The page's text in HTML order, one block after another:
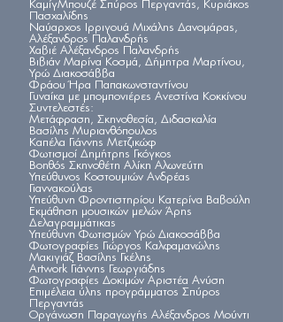
ΚαμίγΜπουζέ Σπύρος Περγαντάς, Κυριάκος
Πασχαλίδης
Ναύαρχος Ιρριγουά Μιχάλης Δανομάρας,
Αλέξανδρος Παλανδρής
Χαβιέ Αλέξανδρος Παλανδρής
Βιβιάν Μαρίνα Κοσμά, Δήμητρα Μαρτίνου,
Υρώ Διακοσάββα
Φράου Ήρα Παπακωνσταντίνου
Γυναίκα με μπομπονιέρες Ανεστίνα Κοκκίνου
Συντελεστές:
Μετάφραση, Σκηνοθεσία, Διδασκαλία
Βασίλης Μυριανθόπουλος
Καπέλα Γιάννης Μετζικώφ
Φωτισμοί Δημήτρης Γκόγκος
Βοηθός Σκηνοθέτη Αλίκη Αλωνεύτη
Υπεύθυνος Κοστουμιών Ανδρέας
Γιαννακούλας
Υπεύθυνη Φροντιστηρίου Κατερίνα Βαβούλη
Εκμάθηση μουσικών μελών Άρης
Δελαγραμμάτικας
Υπεύθυνη Φωτισμών Υρώ Διακοσάββα
Φωτογραφίες Γιώργος Καλφαμανώλης
Μακιγιάζ Βασίλης Γκέλης
Artwork Γιάννης Γεωργιάδης
Φωτογραφίες Δοκιμών Αριστέα Ανύση
Επιμέλεια ύλης προγράμματος Σπύρος
Περγαντάς
Οργάνωση Παραγωγής Αλέξανδρος Μούντι